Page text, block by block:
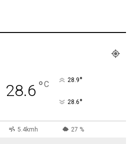
28.6 °C 28.9°
28.6°
5.4kmh 27 %